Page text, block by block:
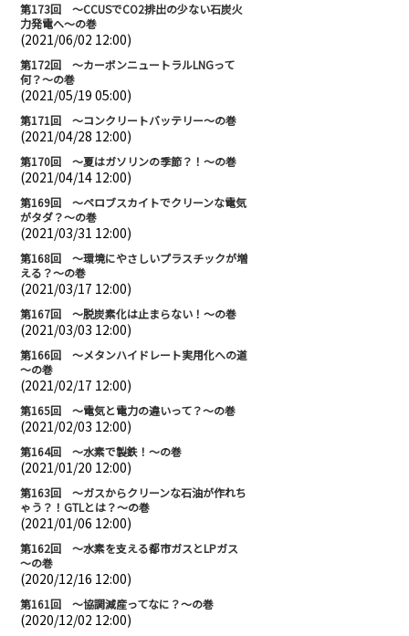
第173回 ～CCUSでCO2排出の少ない石炭火
力発電へ～の巻
(2021/06/02 12:00)
第172回 ～カーボンニュートラルLNGって
何？～の巻
(2021/05/19 05:00)
第171回 ～コンクリートバッテリー～の巻
(2021/04/28 12:00)
第170回 ～夏はガソリンの季節？！～の巻
(2021/04/14 12:00)
第169回 ～ペロブスカイトでクリーンな電気
がタダ？～の巻
(2021/03/31 12:00)
第168回 ～環境にやさしいプラスチックが増
える？～の巻
(2021/03/17 12:00)
第167回 ～脱炭素化は止まらない！～の巻
(2021/03/03 12:00)
第166回 ～メタンハイドレート実用化への道
～の巻
(2021/02/17 12:00)
第165回 ～電気と電力の違いって？～の巻
(2021/02/03 12:00)
第164回 ～水素で製鉄！～の巻
(2021/01/20 12:00)
第163回 ～ガスからクリーンな石油が作れち
ゃう？！GTLとは？～の巻
(2021/01/06 12:00)
第162回 ～水素を支える都市ガスとLPガス
～の巻
(2020/12/16 12:00)
第161回 ～協調減産ってなに？～の巻
(2020/12/02 12:00)